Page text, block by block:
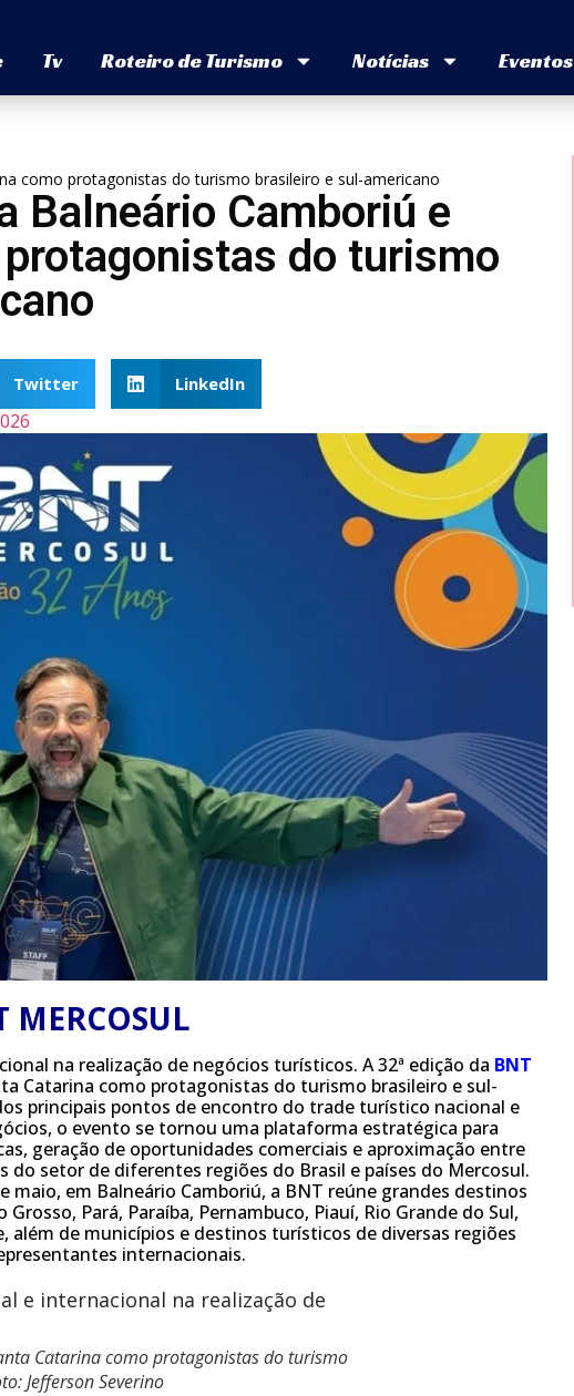
Tv Roteiro de Turismo Notícias Eventos
como protagonistas do turismo brasileiro e sul-americano
Balneário Camboriú e
do turismo
Twitter LinkedIn
MERCOSUL
na realização de negócios turísticos. A 32ª edição da BNT
Catarina como protagonistas do turismo brasileiro e sul-
principais pontos de encontro do trade turístico nacional e
o evento se tornou uma plataforma estratégica para
geração de oportunidades comerciais e aproximação entre
setor de diferentes regiões do Brasil e países do Mercosul.
maio, em Balneário Camboriú, a BNT reúne grandes destinos
Pará, Paraíba, Pernambuco, Piauí, Rio Grande do Sul,
além de municípios e destinos turísticos de diversas regiões
internacionais.
Catarina como protagonistas do turismo
Jefferson Severino